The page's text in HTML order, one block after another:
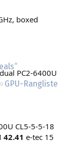
GPU-Rangliste
boxed
PC2-6400U
CL5-5-5-18
42.41 e-tec 15